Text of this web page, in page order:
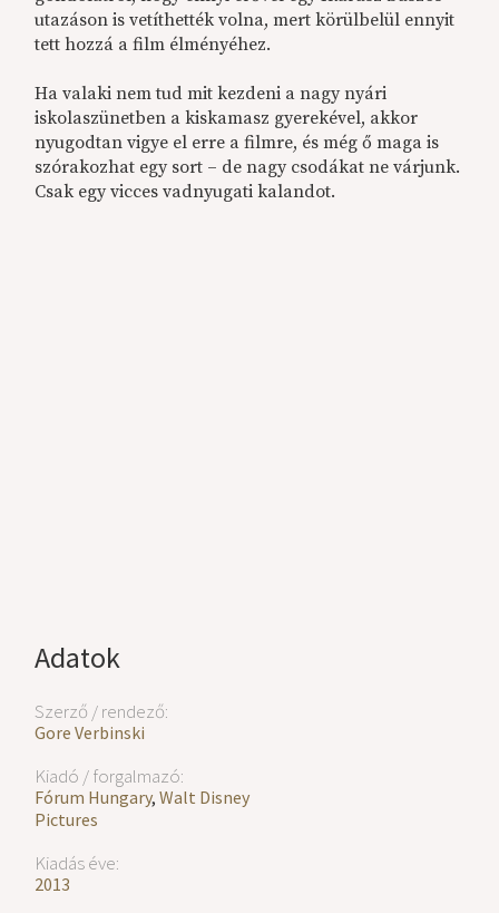
Adatok
Szerző / rendező:
Gore Verbinski
Kiadó / forgalmazó:
Fórum Hungary,Walt Disney
Pictures
Kiadás éve:
2013
utazáson is vetíthették volna, mert körülbelül ennyit
tett hozzá a film élményéhez.
Ha valaki nem tud mit kezdeni a nagy nyári
iskolaszünetben a kiskamasz gyerekével, akkor
nyugodtan vigye el erre a filmre, és még ő maga is
szórakozhat egy sort – de nagy csodákat ne várjunk.
Csak egy vicces vadnyugati kalandot.